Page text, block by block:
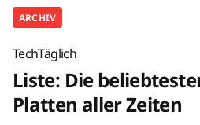
ARCHIV
TechTäglich
Liste: Die
Platten aller Zeiten